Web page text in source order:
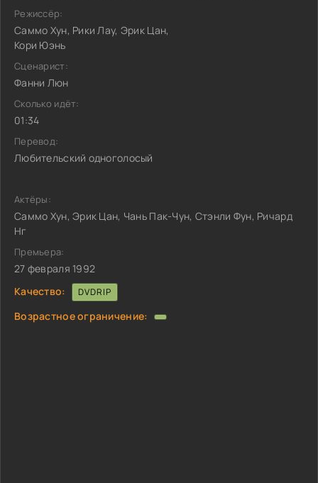
Режиссёр:
Саммо Хун, Рики Лау, Эрик Цан,
Кори Юэнь
Сценарист:
Фанни Люн
Сколько идёт:
01:34
Перевод:
Любительский одноголосый
Актёры:
Саммо Хун, Эрик Цан, Чань Пак-Чун, Стэнли Фун, Ричард
Нг
Премьера:
27 февраля 1992
Качество:
DVDRIP
Возрастное ограничение: